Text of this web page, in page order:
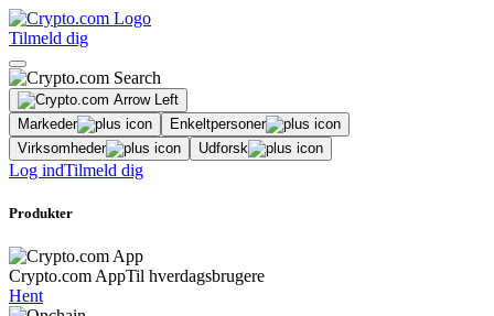
Tilmeld dig
Markeder
Enkeltpersoner
Virksomheder
Udforsk
Log indTilmeld dig
Produkter
Crypto.com AppTil hverdagsbrugere
Hent